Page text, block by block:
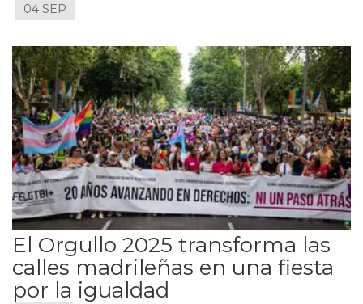
04 SEP
El Orgullo 2025 transforma las
calles madrileñas en una fiesta
por la igualdad